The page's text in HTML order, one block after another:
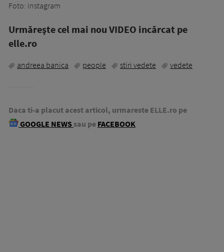
Foto: Instagram
Urmăreşte cel mai nou VIDEO incărcat pe
elle.ro
andreea banica people stiri vedete vedete
Daca ti-a placut acest articol, urmareste ELLE.ro pe
GOOGLE NEWS sau pe FACEBOOK